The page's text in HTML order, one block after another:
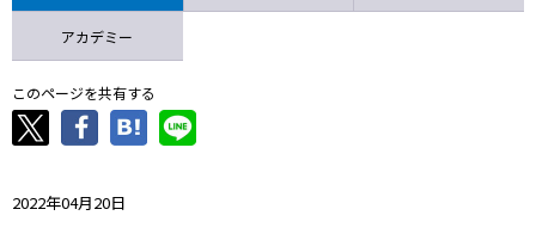
アカデミー
このページを共有する
2022年04月20日